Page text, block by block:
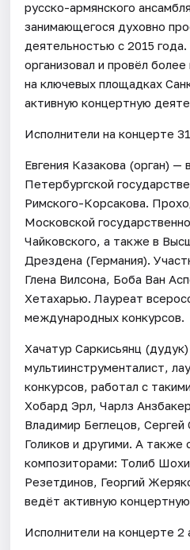
русско-армянского
занимающегося духовно
деятельностью с 2015
организовал и провёл
на ключевых площадках
активную концертную
Исполнители на концерте
Евгения Казакова (орган) —
Петербургской
Римского-Корсакова.
Московской
Чайковского, а также в
Дрездена (Германия).
Глена Вилсона, Боба Ван
Хетахарью. Лауреат
международных конкурсов.
Хачатур Саркисьянц
мультиинструменталист,
конкурсов, работал с
Хобард Эрл, Чарлз
Владимир Беглецов, Сергей
Голиков и другими. А также
композиторами: Толиб
Резетдинов, Георгий
ведёт активную
Исполнители на концерте 2